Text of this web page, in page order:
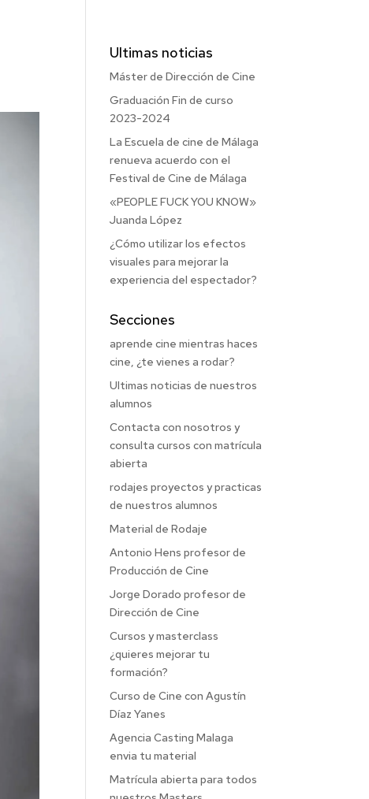
Ultimas noticias
Máster de Dirección de Cine
Graduación Fin de curso
2023-2024
La Escuela de cine de Málaga
renueva acuerdo con el
Festival de Cine de Málaga
«PEOPLE FUCK YOU KNOW»
Juanda López
¿Cómo utilizar los efectos
visuales para mejorar la
experiencia del espectador?
Secciones
aprende cine mientras haces
cine, ¿te vienes a rodar?
Ultimas noticias de nuestros
alumnos
Contacta con nosotros y
consulta cursos con matrícula
abierta
rodajes proyectos y practicas
de nuestros alumnos
Material de Rodaje
Antonio Hens profesor de
Producción de Cine
Jorge Dorado profesor de
Dirección de Cine
Cursos y masterclass
¿quieres mejorar tu
formación?
Curso de Cine con Agustín
Díaz Yanes
Agencia Casting Malaga
envia tu material
Matrícula abierta para todos